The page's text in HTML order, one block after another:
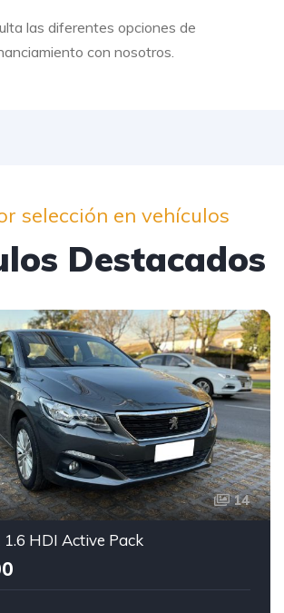
las diferentes opciones de
con nosotros.
selección en vehículos
Destacados
14
HDI Active Pack